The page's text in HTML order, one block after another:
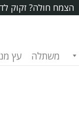
הצמח חולה? זקוק
משתלה עץ